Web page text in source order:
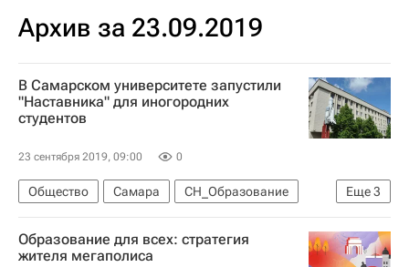
Архив за 23.09.2019
В Самарском университете запустили
"Наставника" для иногородних
студентов
23 сентября 2019, 09:00 0
Еще3
Общество Самара
СН_Образование
Социальный навигатор
Навигатор абитуриента
Образование для всех: стратегия
жителя мегаполиса